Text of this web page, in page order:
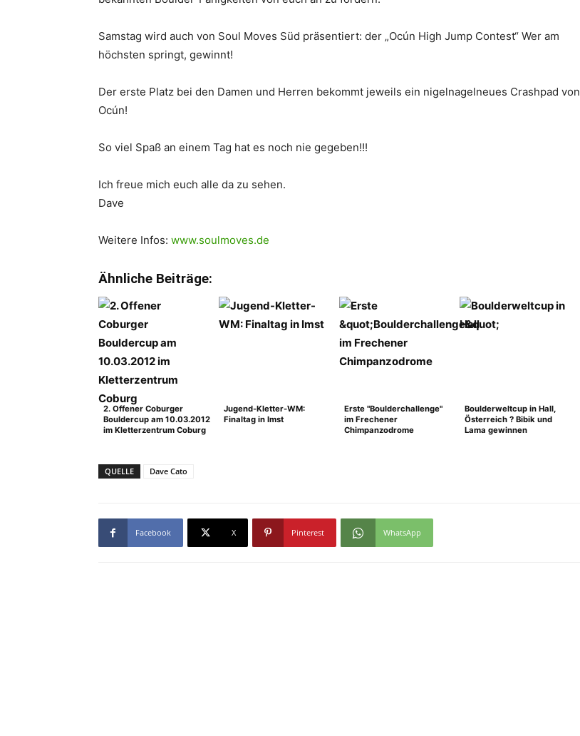
Samstag wird auch von Soul Moves Süd präsentiert: der „Ocún High Jump Contest“ Wer am
höchsten springt, gewinnt!
Der erste Platz bei den Damen und Herren bekommt jeweils ein nigelnagelneues Crashpad von
Ocún!
So viel Spaß an einem Tag hat es noch nie gegeben!!!
Ich freue mich euch alle da zu sehen.
Dave
Weitere Infos: www.soulmoves.de
Ähnliche Beiträge:
2. Offener Coburger
Bouldercup am 10.03.2012
im Kletterzentrum Coburg
Jugend-Kletter-WM:
Finaltag in Imst
Erste "Boulderchallenge"
im Frechener
Chimpanzodrome
Boulderweltcup in Hall,
Österreich ? Bibik und
Lama gewinnen
QUELLE Dave Cato
Facebook X Pinterest WhatsApp